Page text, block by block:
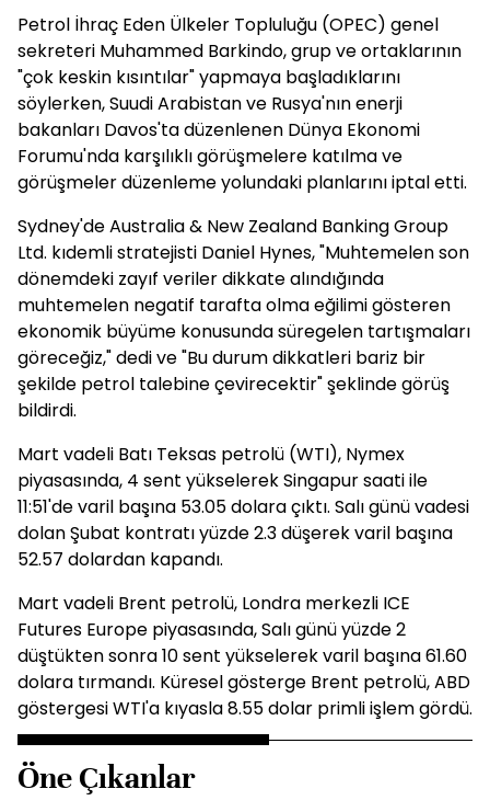
Petrol İhraç Eden Ülkeler Topluluğu (OPEC) genel
sekreteri Muhammed Barkindo, grup ve ortaklarının
"çok keskin kısıntılar" yapmaya başladıklarını
söylerken, Suudi Arabistan ve Rusya'nın enerji
bakanları Davos'ta düzenlenen Dünya Ekonomi
Forumu'nda karşılıklı görüşmelere katılma ve
görüşmeler düzenleme yolundaki planlarını iptal etti.
Sydney'de Australia & New Zealand Banking Group
Ltd. kıdemli stratejisti Daniel Hynes, "Muhtemelen son
dönemdeki zayıf veriler dikkate alındığında
muhtemelen negatif tarafta olma eğilimi gösteren
ekonomik büyüme konusunda süregelen tartışmaları
göreceğiz," dedi ve "Bu durum dikkatleri bariz bir
şekilde petrol talebine çevirecektir" şeklinde görüş
bildirdi.
Mart vadeli Batı Teksas petrolü (WTI), Nymex
piyasasında, 4 sent yükselerek Singapur saati ile
11:51'de varil başına 53.05 dolara çıktı. Salı günü vadesi
dolan Şubat kontratı yüzde 2.3 düşerek varil başına
52.57 dolardan kapandı.
Mart vadeli Brent petrolü, Londra merkezli ICE
Futures Europe piyasasında, Salı günü yüzde 2
düştükten sonra 10 sent yükselerek varil başına 61.60
dolara tırmandı. Küresel gösterge Brent petrolü, ABD
göstergesi WTI'a kıyasla 8.55 dolar primli işlem gördü.
Öne Çıkanlar